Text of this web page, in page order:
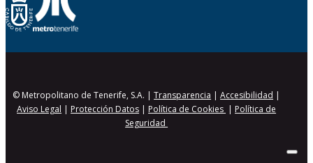
© Metropolitano de Tenerife, S.A. |Transparencia |Accesibilidad |
Aviso Legal | Protección Datos | Política de Cookies | Política de
Seguridad